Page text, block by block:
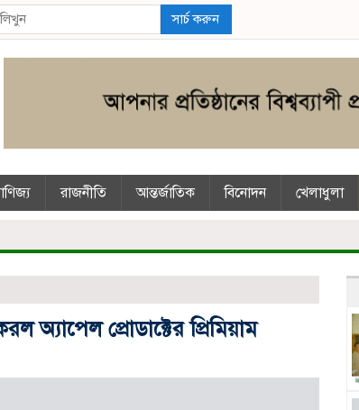
সার্চ করুন
রাজনীতি আন্তর্জাতিক বিনোদন খেলাধুলা
অ্যাপেল প্রোডাক্টের প্রিমিয়াম